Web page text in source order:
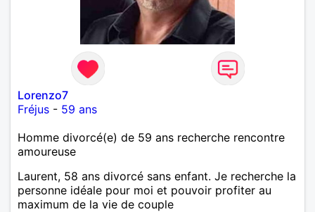
Lorenzo7
Fréjus - 59 ans
Homme divorcé(e) de 59 ans recherche rencontre
amoureuse
Laurent, 58 ans divorcé sans enfant. Je recherche la
personne idéale pour moi et pouvoir profiter au
maximum de la vie de couple